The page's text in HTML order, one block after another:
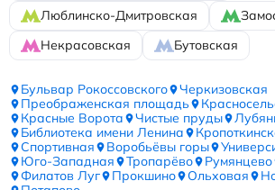
Люблинско-Дмитровская
Некрасовская
Бутовская
Бульвар Рокоссовского
Черкизовская
Преображенская площадь
Красные Ворота
Чистые пруды
Библиотека имени Ленина
Спортивная
Воробьёвы горы
Юго-Западная
Тропарёво Румянцево
Филатов Луг
Прокшино Ольховая